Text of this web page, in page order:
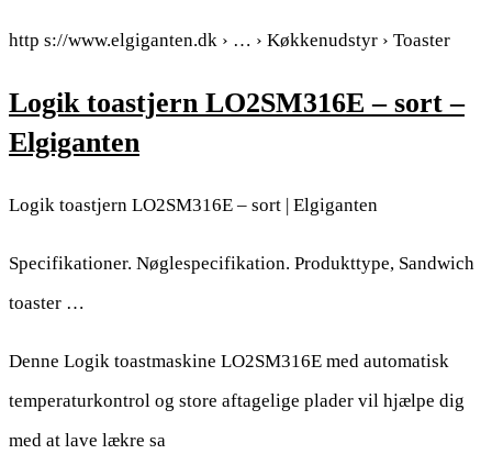
http s://www.elgiganten.dk › … › Køkkenudstyr › Toaster
Logik toastjern LO2SM316E – sort –
Elgiganten
Logik toastjern LO2SM316E – sort | Elgiganten
Specifikationer. Nøglespecifikation. Produkttype, Sandwich
toaster …
Denne Logik toastmaskine LO2SM316E med automatisk
temperaturkontrol og store aftagelige plader vil hjælpe dig
med at lave lækre sa